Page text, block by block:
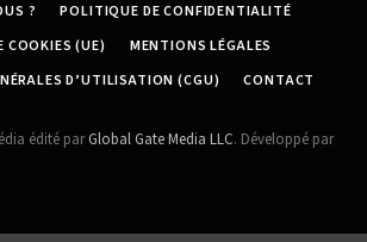
?
POLITIQUE DE CONFIDENTIALITÉ
COOKIES (UE)
MENTIONS LÉGALES
D’UTILISATION (CGU)
CONTACT
édité parGlobal Gate Media LLC. Développé par